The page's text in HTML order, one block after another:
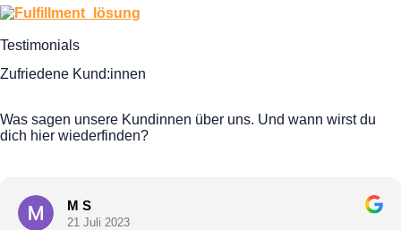
Testimonials
Zufriedene Kund:innen
Was sagen unsere Kundinnen über uns. Und wann wirst du
dich hier wiederfinden?
M S
21 Juli 2023